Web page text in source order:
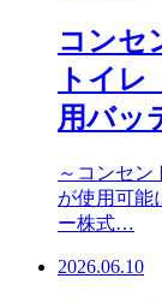
コンセ
トイ
用バッ
～コンセン
が使用可能
ー株式…
2026.06.10